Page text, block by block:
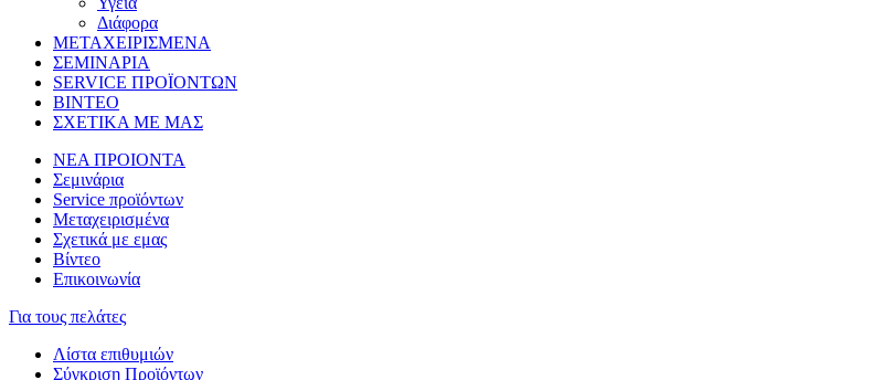
Διάφορα
ΜΕΤΑΧΕΙΡΙΣΜΕΝΑ
ΣΕΜΙΝΑΡΙΑ
SERVICE ΠΡΟΪΟΝΤΩΝ
ΒΙΝΤΕΟ
ΣΧΕΤΙΚΑ ΜΕ ΜΑΣ
ΝΕΑ ΠΡΟΙΟΝΤΑ
Σεμινάρια
Service προϊόντων
Μεταχειρισμένα
Σχετικά με εμας
Βίντεο
Επικοινωνία
Για τους πελάτες
Λίστα επιθυμιών
Σύγκριση Προϊόντων